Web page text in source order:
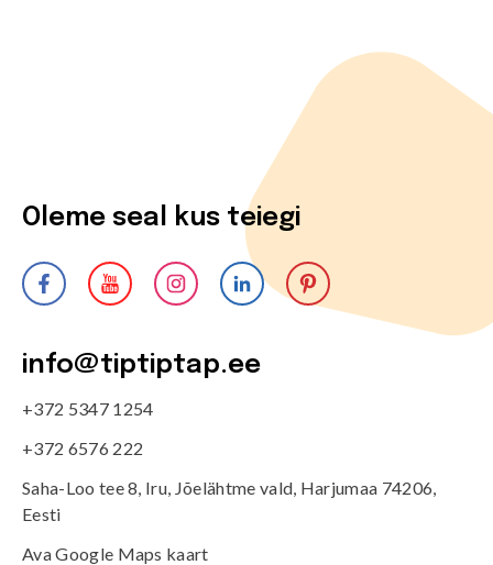
Oleme seal kus teiegi
info@tiptiptap.ee
+372 5347 1254
+372 6576 222
Saha-Loo tee 8, Iru, Jõelähtme vald, Harjumaa 74206,
Eesti
Ava Google Maps kaart